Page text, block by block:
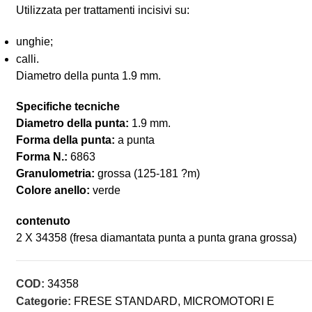
Utilizzata per trattamenti incisivi su:
unghie;
calli.
Diametro della punta 1.9 mm.
Specifiche tecniche
Diametro della punta: 1.9 mm.
Forma della punta: a punta
Forma N.: 6863
Granulometria: grossa (125-181 ?m)
Colore anello: verde
contenuto
2 X 34358 (fresa diamantata punta a punta grana grossa)
COD: 34358
Categorie: FRESE STANDARD, MICROMOTORI E